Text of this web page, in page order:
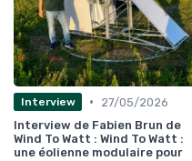
Interview •
27/05/2026
Interview de Fabien Brun de
Wind To Watt : Wind To Watt :
une éolienne modulaire pour